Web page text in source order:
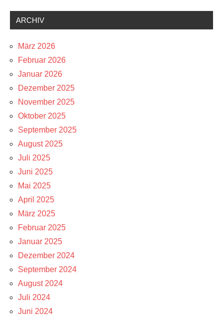
ARCHIV
März 2026
Februar 2026
Januar 2026
Dezember 2025
November 2025
Oktober 2025
September 2025
August 2025
Juli 2025
Juni 2025
Mai 2025
April 2025
März 2025
Februar 2025
Januar 2025
Dezember 2024
September 2024
August 2024
Juli 2024
Juni 2024